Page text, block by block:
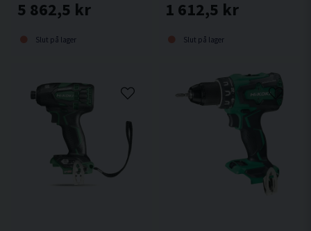
5 862,5 kr
Slut på lager
1 612,5 kr
Slut på lager